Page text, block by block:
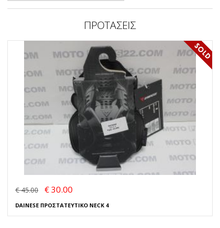
ΠΡΟΤΑΣΕΙΣ
€ 45.00 € 30.00
DAINESE ΠΡΟΣΤΑΤΕΥΤΙΚΟ NECK 4